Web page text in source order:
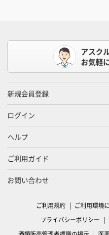
アスク
お気軽
新規会員登録
ログイン
ヘルプ
ご利用ガイド
お問い合わせ
ご利用規約 ご利用環境
プライバシーポリシー